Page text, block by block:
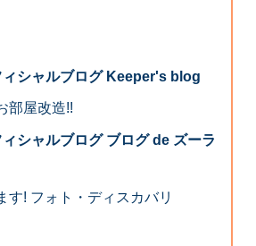
ィシャルブログ Keeper's blog
部屋改造!!
シャルブログ ブログ de ズーラ
す! フォト・ディスカバリ